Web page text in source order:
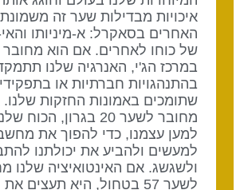
איכויות מבדילות שער זה משמונת
האחרים בסאקרל: א-מיניותו והאי-
במרכז הג'י, האנרגיה שלנו תתמקד
בהתנהגויות חברתיות או בתפקידים
שתומכים באמונות החזקות שלנו.
מחובר לשער 20 בגרון, הכוח
למען עצמנו, כדי להפוך את
למעשים ולהביע את יכולתנו
ולשגשג. אם האינטואיציה שלנו
לשער 57 בטחול, היא תעצים את